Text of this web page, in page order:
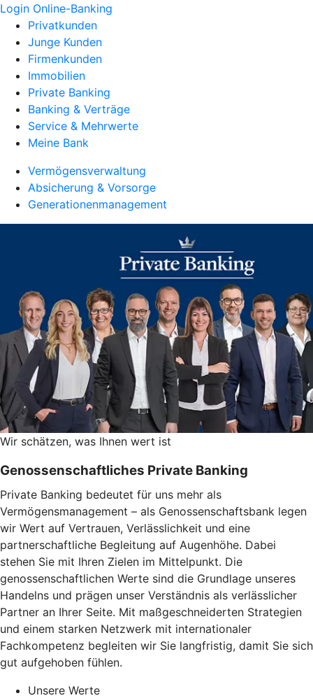
Login Online-Banking
Privatkunden
Junge Kunden
Firmenkunden
Immobilien
Private Banking
Banking & Verträge
Service & Mehrwerte
Meine Bank
Vermögensverwaltung
Absicherung & Vorsorge
Generationenmanagement
Wir schätzen, was Ihnen wert ist
Genossenschaftliches Private Banking
Private Banking bedeutet für uns mehr als
Vermögensmanagement – als Genossenschaftsbank legen
wir Wert auf Vertrauen, Verlässlichkeit und eine
partnerschaftliche Begleitung auf Augenhöhe. Dabei
stehen Sie mit Ihren Zielen im Mittelpunkt. Die
genossenschaftlichen Werte sind die Grundlage unseres
Handelns und prägen unser Verständnis als verlässlicher
Partner an Ihrer Seite. Mit maßgeschneiderten Strategien
und einem starken Netzwerk mit internationaler
Fachkompetenz begleiten wir Sie langfristig, damit Sie sich
gut aufgehoben fühlen.
Unsere Werte